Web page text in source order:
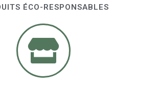
ÉCO-RESPONSABLES